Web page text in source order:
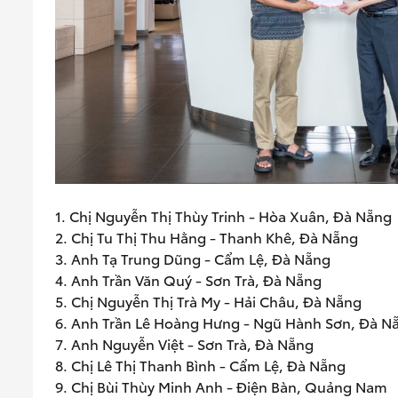
1. Chị Nguyễn Thị Thùy Trinh - Hòa Xuân, Đà Nẵng
2. Chị Tu Thị Thu Hằng - Thanh Khê, Đà Nẵng
3. Anh Tạ Trung Dũng - Cẩm Lệ, Đà Nẵng
4. Anh Trần Văn Quý - Sơn Trà, Đà Nẵng
5. Chị Nguyễn Thị Trà My - Hải Châu, Đà Nẵng
6. Anh Trần Lê Hoàng Hưng - Ngũ Hành Sơn, Đà
7. Anh Nguyễn Việt - Sơn Trà, Đà Nẵng
8. Chị Lê Thị Thanh Bình - Cẩm Lệ, Đà Nẵng
9. Chị Bùi Thùy Minh Anh - Điện Bàn, Quảng Nam